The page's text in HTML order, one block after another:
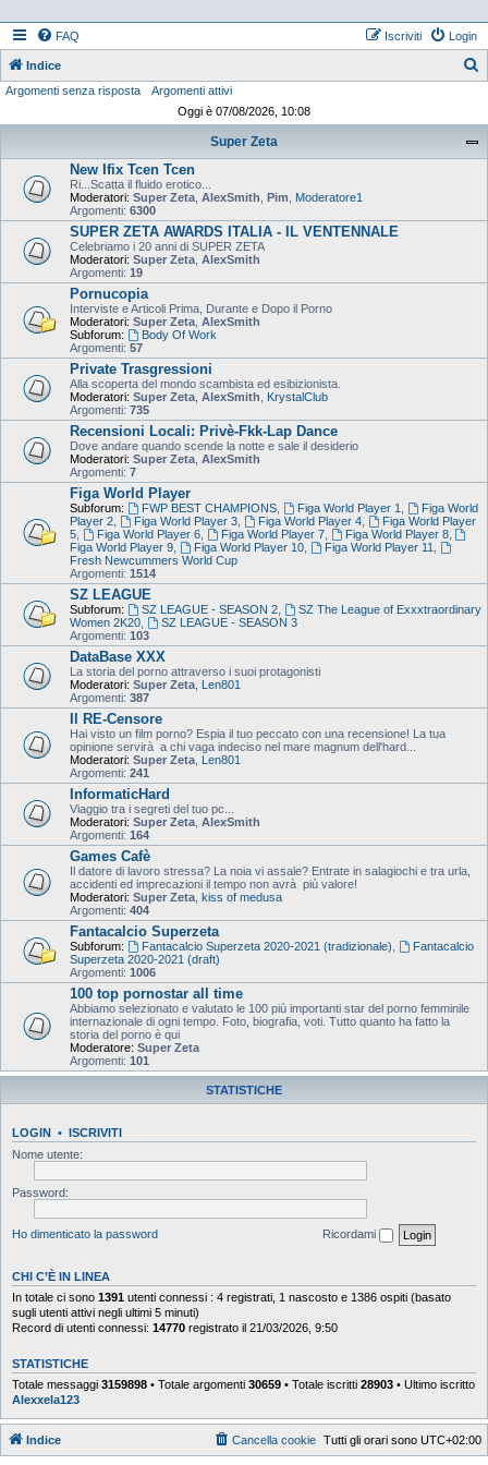
FAQ Login
Iscriviti
Indice
Argomenti senza risposta
Argomenti attivi
Oggi è 07/08/2026, 10:08
Super Zeta
New Ifix Tcen Tcen
Ri...Scatta il fluido erotico...
Moderatori: Super Zeta AlexSmith Pim
Moderatore1
Argomenti: 6300
SUPER ZETA AWARDS ITALIA - IL VENTENNALE
Celebriamo i 20 anni di SUPER ZETA
Moderatori: Super Zeta AlexSmith
Argomenti: 19
Pornucopia
Interviste e Articoli Prima, Durante e Dopo il Porno
Moderatori: Super Zeta AlexSmith
Subforum:
Body Of Work
Argomenti: 57
Private Trasgressioni
Alla scoperta del mondo scambista ed esibizionista.
Moderatori: Super Zeta AlexSmith
KrystalClub
Argomenti: 735
Recensioni Locali: Privè-Fkk-Lap Dance
Dove andare quando scende la notte e sale il desiderio
Moderatori: Super Zeta AlexSmith
Argomenti: 7
Figa World Player
Subforum: FWP BEST CHAMPIONS, Figa World Player 1
Figa World
Player 2
Figa World Player 3, Figa World Player 4,
Figa World Player
5
Figa World Player 6, Figa World Player 7, Figa World Player 8,
Figa World Player 9
Figa World Player 10, Figa World Player 11
Fresh Newcummers World Cup
Argomenti: 1514
SZ LEAGUE
Subforum: SZ LEAGUE - SEASON 2,
SZ The League of Exxxtraordinary
Women 2K20
SZ LEAGUE - SEASON 3
Argomenti: 103
DataBase XXX
La storia del porno attraverso i suoi protagonisti
Moderatori: Super Zeta Len801
Argomenti: 387
Il RE-Censore
Hai visto un film porno? Espia il tuo peccato con una recensione! La tua
opinione servirà a chi vaga indeciso nel mare magnum dell'hard...
Moderatori: Super Zeta Len801
Argomenti: 241
InformaticHard
Viaggio tra i segreti del tuo pc...
Moderatori: Super Zeta AlexSmith
Argomenti: 164
Games Cafè
Il datore di lavoro stressa? La noia vi assale? Entrate in salagiochi e tra urla,
accidenti ed imprecazioni il tempo non avrà più valore!
Moderatori: Super Zeta kiss of medusa
Argomenti: 404
Fantacalcio Superzeta
Subforum: Fantacalcio Superzeta 2020-2021 (tradizionale)
Fantacalcio
Superzeta 2020-2021 (draft)
Argomenti: 1006
100 top pornostar all time
Abbiamo selezionato e valutato le 100 più importanti star del porno femminile
internazionale di ogni tempo. Foto, biografia, voti. Tutto quanto ha fatto la
storia del porno è qui
Moderatore: Super Zeta
Argomenti: 101
STATISTICHE
LOGIN • ISCRIVITI
Nome utente:
Password:
Ho dimenticato la password Ricordami
CHI C’È IN LINEA
In totale ci sono 1391 utenti connessi : 4 registrati, 1 nascosto e 1386 ospiti (basato
sugli utenti attivi negli ultimi 5 minuti)
Record di utenti connessi: 14770 registrato il 21/03/2026, 9:50
STATISTICHE
Totale messaggi 3159898 • Totale argomenti 30659 • Totale iscritti 28903 • Ultimo iscritto
Alexxela123
Indice Tutti gli orari sono UTC+02:00
Cancella cookie